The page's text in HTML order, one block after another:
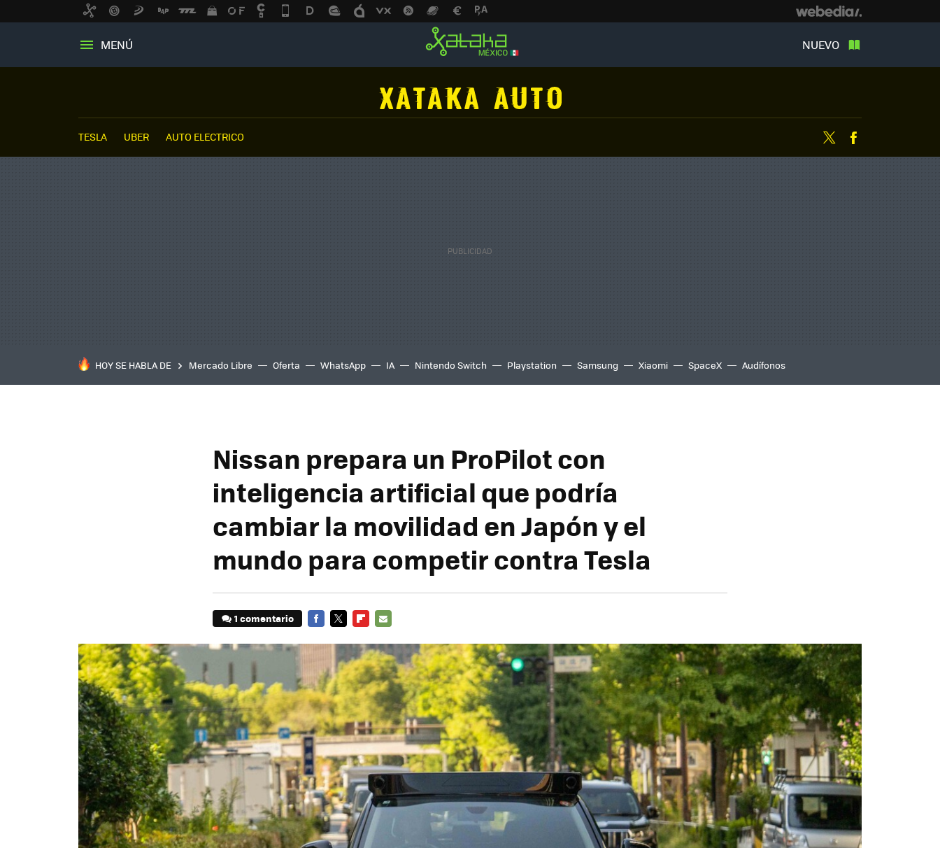
MENÚ NUEVO
TESLA UBER AUTO ELECTRICO Twitter
HOY SE HABLA DE Mercado Libre Oferta WhatsApp IA Nintendo Switch Playstation Samsung Xiaomi SpaceX Audífonos
Nissan prepara un ProPilot con
inteligencia artificial que podría
cambiar la movilidad en Japón y el
mundo para competir contra Tesla
1 comentario
MAIL